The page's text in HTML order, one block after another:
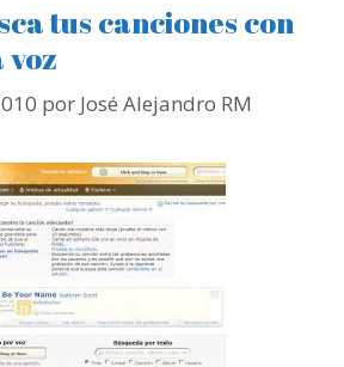
tus canciones con
voz
por José Alejandro RM